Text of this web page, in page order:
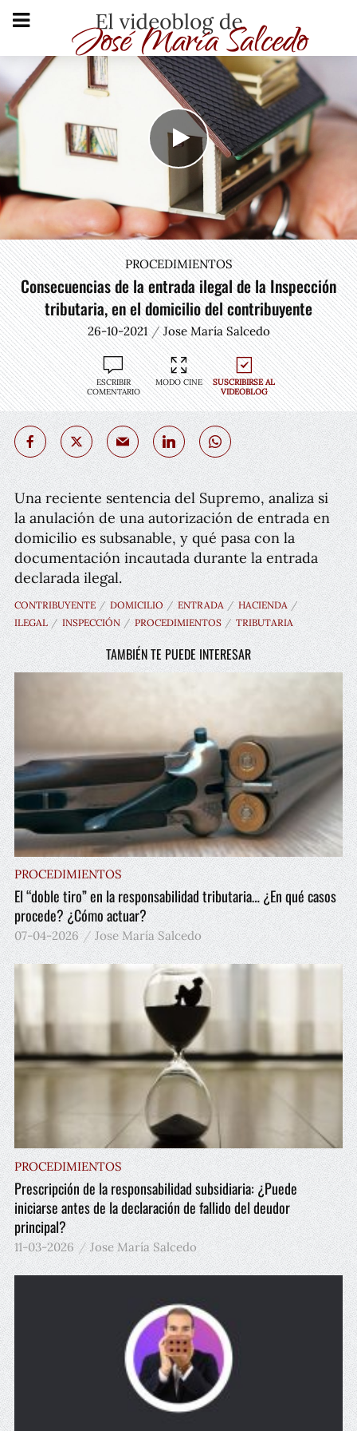
PROCEDIMIENTOS
Consecuencias de la entrada ilegal de la Inspección
tributaria, en el domicilio del contribuyente
26-10-2021 Jose María Salcedo
ESCRIBIR
COMENTARIO
MODO CINE
SUSCRIBIRSE AL
VIDEOBLOG
Una reciente sentencia del Supremo, analiza si
la anulación de una autorización de entrada en
domicilio es subsanable, y qué pasa con la
documentación incautada durante la entrada
declarada ilegal.
CONTRIBUYENTE DOMICILIO ENTRADA
HACIENDA
ILEGAL
INSPECCIÓN PROCEDIMIENTOS TRIBUTARIA
TAMBIÉN TE PUEDE INTERESAR
PROCEDIMIENTOS
El “doble tiro” en la responsabilidad tributaria… ¿En qué casos
procede? ¿Cómo actuar?
07-04-2026 Jose María Salcedo
PROCEDIMIENTOS
Prescripción de la responsabilidad subsidiaria: ¿Puede
iniciarse antes de la declaración de fallido del deudor
principal?
11-03-2026 Jose María Salcedo